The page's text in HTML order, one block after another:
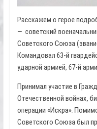
Расскажем о герое
— советский
Советского Союза
Командовал 63-й
ударной армией, 67-й
Принимал участие в
Отечественной войнах,
операции «Искра».
Советского Союза был